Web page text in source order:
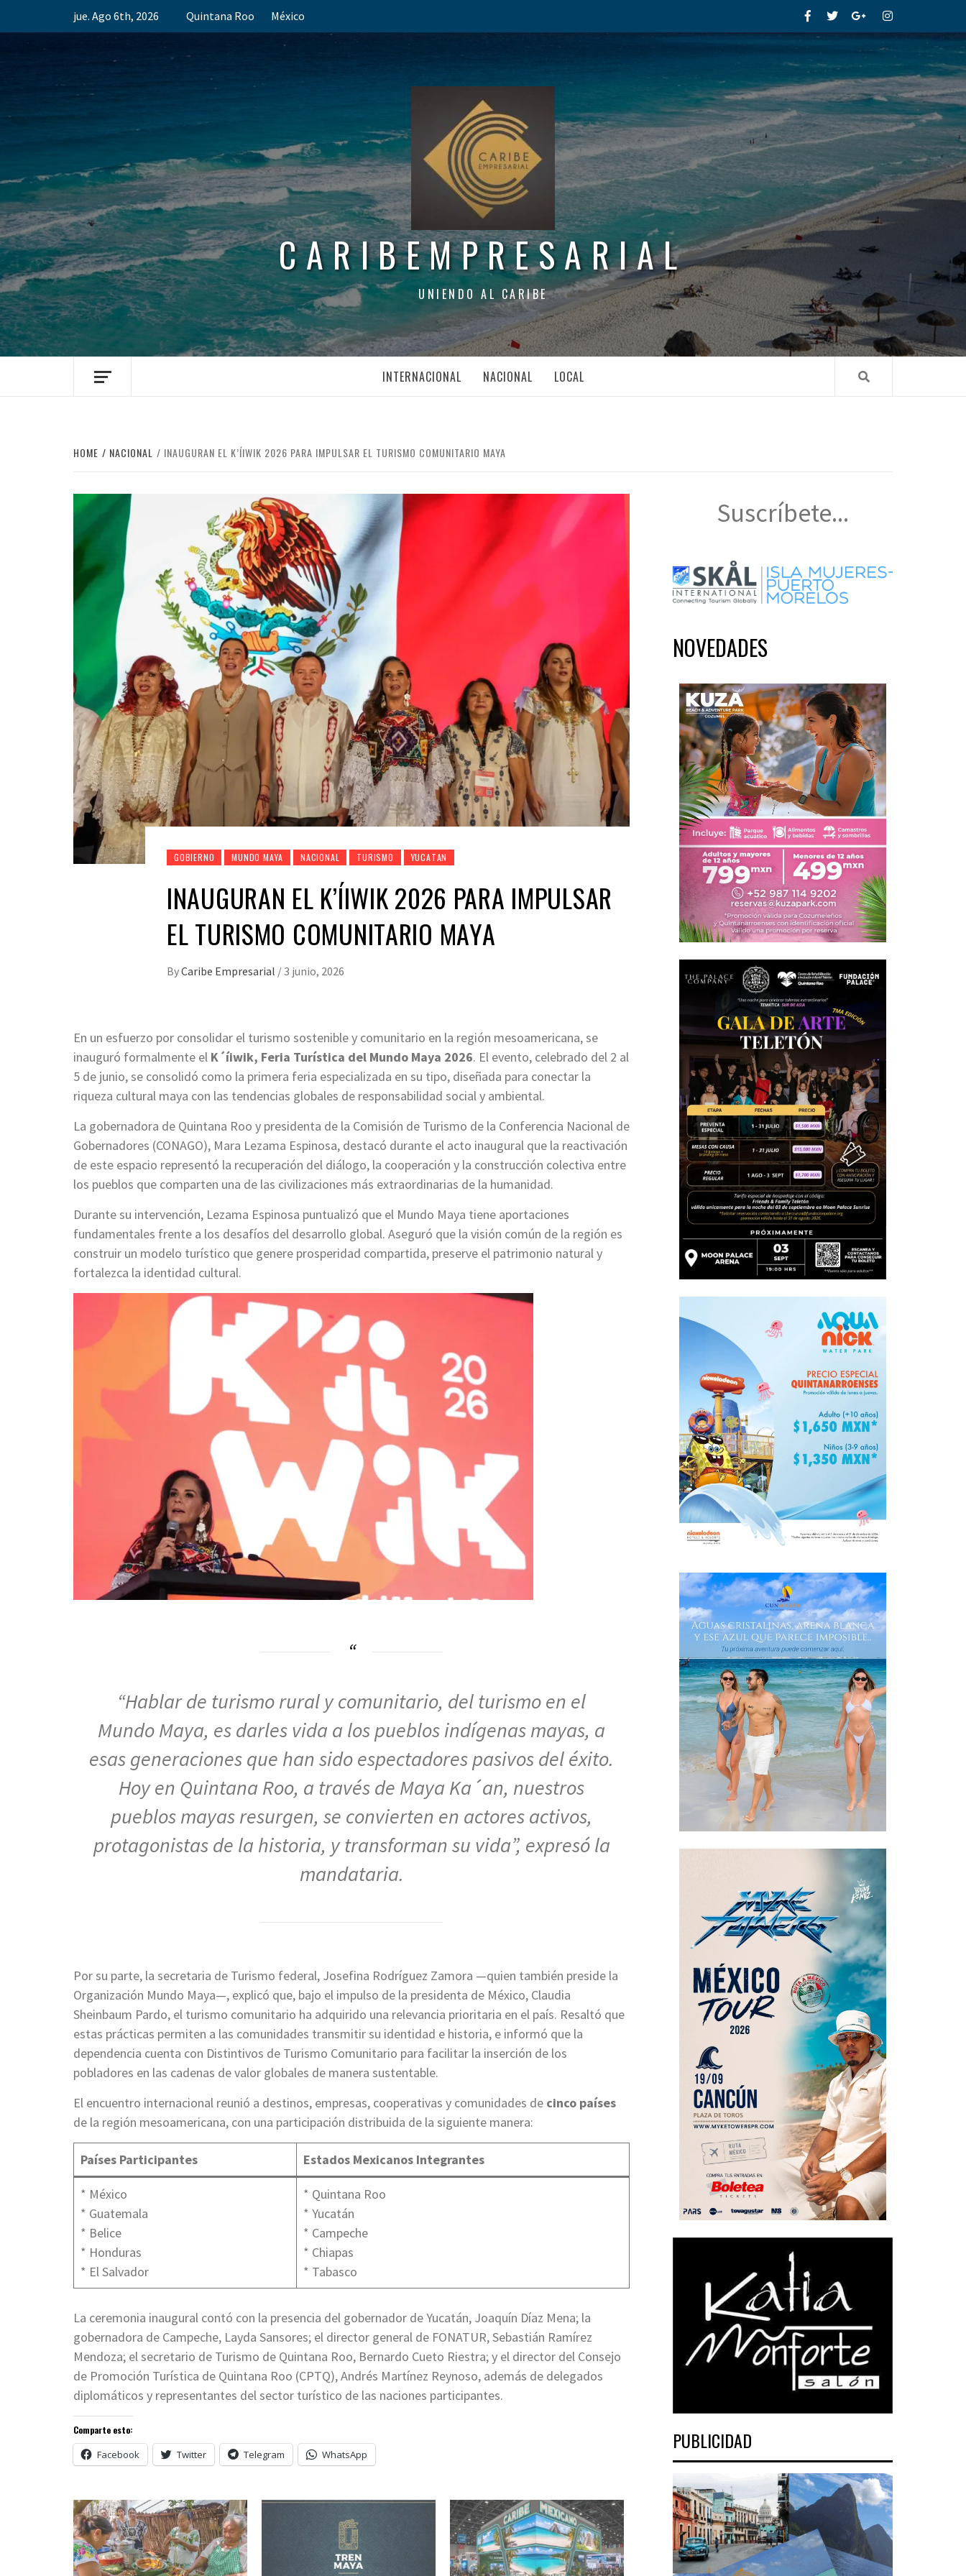
jue. Ago 6th, 2026 Quintana Roo México FacebookTwitterGoogle+Instagram
CARIBEMPRESARIAL
UNIENDO AL CARIBE
INTERNACIONAL NACIONAL LOCAL
HOME NACIONAL INAUGURAN EL K’ÍIWIK 2026 PARA IMPULSAR EL TURISMO COMUNITARIO MAYA
GOBIERNO MUNDO MAYA NACIONAL TURISMO YUCATAN
INAUGURAN EL K’ÍIWIK 2026 PARA IMPULSAR
EL TURISMO COMUNITARIO MAYA
ByCaribe Empresarial / 3 junio, 2026
En un esfuerzo por consolidar el turismo sostenible y comunitario en la región mesoamericana, se
inauguró formalmente el K´íiwik, Feria Turística del Mundo Maya 2026. El evento, celebrado del 2 al
5 de junio, se consolidó como la primera feria especializada en su tipo, diseñada para conectar la
riqueza cultural maya con las tendencias globales de responsabilidad social y ambiental.
La gobernadora de Quintana Roo y presidenta de la Comisión de Turismo de la Conferencia Nacional de
Gobernadores (CONAGO), Mara Lezama Espinosa, destacó durante el acto inaugural que la reactivación
de este espacio representó la recuperación del diálogo, la cooperación y la construcción colectiva entre
los pueblos que comparten una de las civilizaciones más extraordinarias de la humanidad.
Durante su intervención, Lezama Espinosa puntualizó que el Mundo Maya tiene aportaciones
fundamentales frente a los desafíos del desarrollo global. Aseguró que la visión común de la región es
construir un modelo turístico que genere prosperidad compartida, preserve el patrimonio natural y
fortalezca la identidad cultural.
“Hablar de turismo rural y comunitario, del turismo en el
Mundo Maya, es darles vida a los pueblos indígenas mayas, a
esas generaciones que han sido espectadores pasivos del éxito.
Hoy en Quintana Roo, a través de Maya Ka´an, nuestros
pueblos mayas resurgen, se convierten en actores activos,
protagonistas de la historia, y transforman su vida”, expresó la
mandataria.
Por su parte, la secretaria de Turismo federal, Josefina Rodríguez Zamora —quien también preside la
Organización Mundo Maya—, explicó que, bajo el impulso de la presidenta de México, Claudia
Sheinbaum Pardo, el turismo comunitario ha adquirido una relevancia prioritaria en el país. Resaltó que
estas prácticas permiten a las comunidades transmitir su identidad e historia, e informó que la
dependencia cuenta con Distintivos de Turismo Comunitario para facilitar la inserción de los
pobladores en las cadenas de valor globales de manera sustentable.
El encuentro internacional reunió a destinos, empresas, cooperativas y comunidades de cinco países
de la región mesoamericana, con una participación distribuida de la siguiente manera:
Países Participantes Estados Mexicanos Integrantes
* México
* Guatemala
* Belice
* Honduras
* El Salvador
* Quintana Roo
* Yucatán
* Campeche
* Chiapas
* Tabasco
La ceremonia inaugural contó con la presencia del gobernador de Yucatán, Joaquín Díaz Mena; la
gobernadora de Campeche, Layda Sansores; el director general de FONATUR, Sebastián Ramírez
Mendoza; el secretario de Turismo de Quintana Roo, Bernardo Cueto Riestra; y el director del Consejo
de Promoción Turística de Quintana Roo (CPTQ), Andrés Martínez Reynoso, además de delegados
diplomáticos y representantes del sector turístico de las naciones participantes.
Comparte esto:
Facebook Twitter Telegram WhatsApp
Suscríbete...
NOVEDADES
PUBLICIDAD